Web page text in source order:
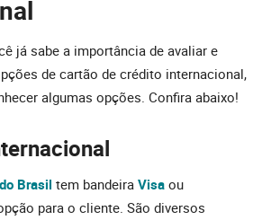
já sabe a importância de avaliar e
de cartão de crédito internacional,
algumas opções. Confira abaixo!
Brasil tem bandeira Visa ou
para o cliente. São diversos